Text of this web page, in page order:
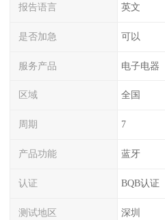
报告语言 英文
是否加急 可以
服务产品 电子电器
区域 全国
周期 7
产品功能 蓝牙
认证 BQB认证
测试地区 深圳